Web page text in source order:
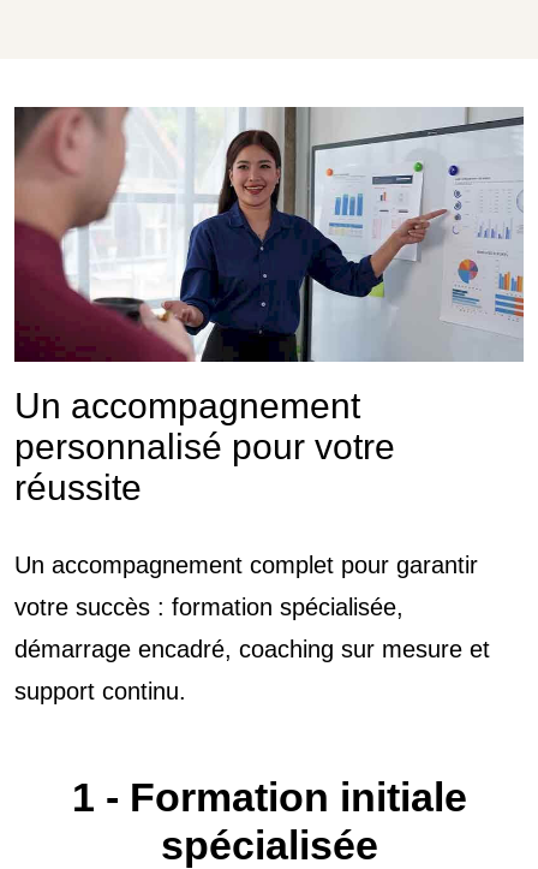
Un accompagnement
personnalisé pour votre
réussite
Un accompagnement complet pour garantir
votre succès : formation spécialisée,
démarrage encadré, coaching sur mesure et
support continu.
1 - Formation initiale
spécialisée